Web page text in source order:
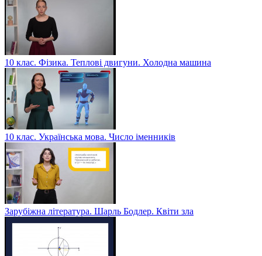
10 клас. Фізика. Теплові двигуни. Холодна машина
10 клас. Українська мова. Число іменників
Зарубіжна література. Шарль Бодлер. Квіти зла